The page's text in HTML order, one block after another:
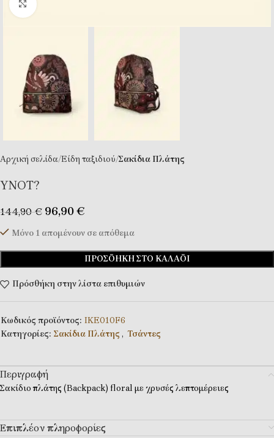
Αρχική σελίδα Eίδη ταξιδιού Σακίδια Πλάτης
YNOT?
144,90€ 96,90€
Μόνο 1 απομένουν σε απόθεμα
ΠΡΟΣΘΉΚΗ ΣΤΟ ΚΑΛΆΘΙ
Πρόσθήκη στην λίστα επιθυμιών
Κωδικός προϊόντος: IKE010F6
Κατηγορίες: Σακίδια Πλάτης , Τσάντες
Περιγραφή
Σακίδιο πλάτης (Backpack) floral με χρυσές λεπτομέρειες
Επιπλέον πληροφορίες